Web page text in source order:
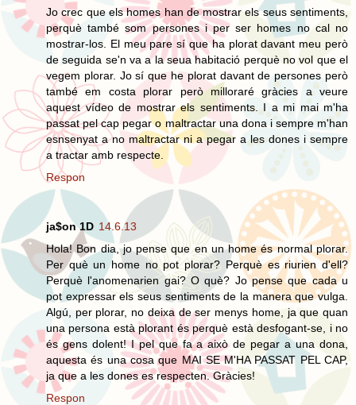
Jo crec que els homes han de mostrar els seus sentiments,
perquè també som persones i per ser homes no cal no
mostrar-los. El meu pare sí que ha plorat davant meu però
de seguida se'n va a la seua habitació perquè no vol que el
vegem plorar. Jo sí que he plorat davant de persones però
també em costa plorar però milloraré gràcies a veure
aquest vídeo de mostrar els sentiments. I a mi mai m'ha
passat pel cap pegar o maltractar una dona i sempre m'han
esnsenyat a no maltractar ni a pegar a les dones i sempre
a tractar amb respecte.
Respon
ja$on 1D 14.6.13
Hola! Bon dia, jo pense que en un home és normal plorar.
Per què un home no pot plorar? Perquè es riurien d'ell?
Perquè l'anomenarien gai? O què? Jo pense que cada u
pot expressar els seus sentiments de la manera que vulga.
Algú, per plorar, no deixa de ser menys home, ja que quan
una persona està plorant és perquè està desfogant-se, i no
és gens dolent! I pel que fa a això de pegar a una dona,
aquesta és una cosa que MAI SE M'HA PASSAT PEL CAP,
ja que a les dones es respecten. Gràcies!
Respon